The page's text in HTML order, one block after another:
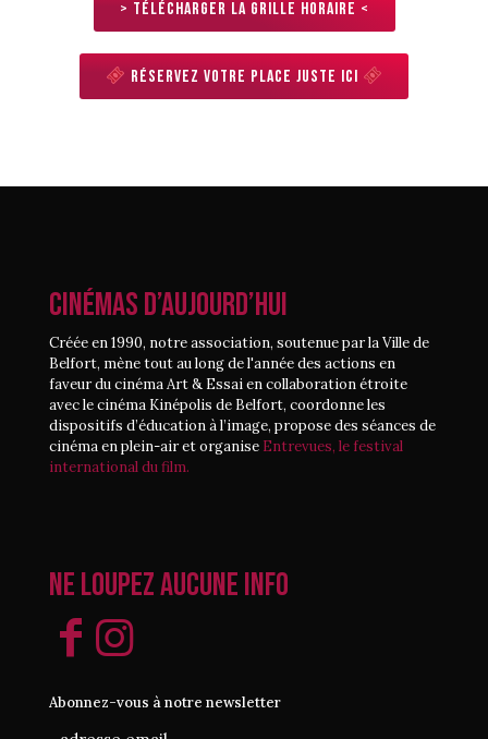
> Télécharger la grille horaire <
Réservez votre place juste ici
CINÉMAS D’AUJOURD’HUI
Créée en 1990, notre association, soutenue par la Ville de
Belfort, mène tout au long de l'année des actions en
faveur du cinéma Art & Essai en collaboration étroite
avec le cinéma Kinépolis de Belfort, coordonne les
dispositifs d’éducation à l’image, propose des séances de
cinéma en plein-air et organise Entrevues, le festival
international du film.
Ne loupez aucune info
Abonnez-vous à notre newsletter